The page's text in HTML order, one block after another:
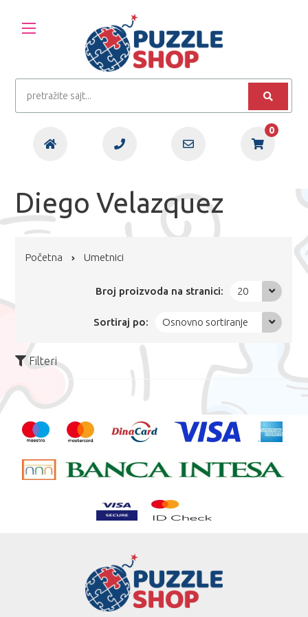
0
Diego Velazquez
Početna Umetnici
Broj proizvoda na stranici: 20
Sortiraj po: Osnovno sortiranje
Filteri